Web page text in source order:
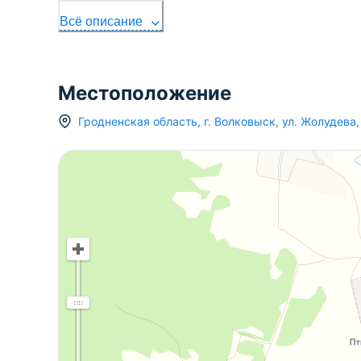
Всё описание
Местоположение
Гродненская область, г. Волковыск, ул. Жолудева,